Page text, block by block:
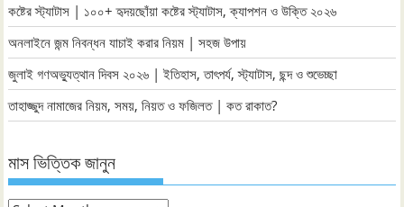
কষ্টের স্ট্যাটাস | ১০০+ হৃদয়ছোঁয়া কষ্টের স্ট্যাটাস, ক্যাপশন ও উক্তি ২০২৬
অনলাইনে জন্ম নিবন্ধন যাচাই করার নিয়ম | সহজ উপায়
জুলাই গণঅভ্যুত্থান দিবস ২০২৬ | ইতিহাস, তাৎপর্য, স্ট্যাটাস, ছন্দ ও শুভেচ্ছা
তাহাজ্জুদ নামাজের নিয়ম, সময়, নিয়ত ও ফজিলত | কত রাকাত?
মাস ভিত্তিক জানুন